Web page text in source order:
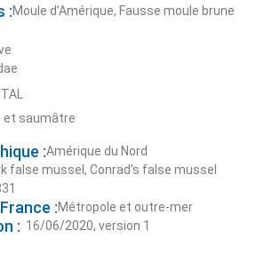
:Moule d’Amérique, Fausse moule brune
et saumâtre
:Amérique du Nord
false mussel, Conrad’s false mussel
:Métropole et outre-mer
: 16/06/2020, version 1